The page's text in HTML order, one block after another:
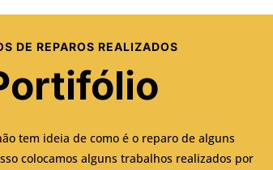
DE REPAROS REALIZADOS
tem ideia de como é o reparo de alguns
colocamos alguns trabalhos realizados por